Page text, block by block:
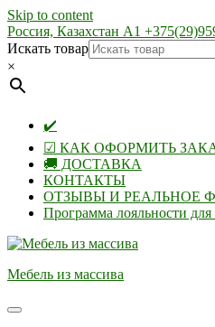
Skip to content
Россия, Казахстан А1
Искать товар
×
✔️
☑ КАК ОФОРМИТЬ
🚚 ДОСТАВКА
КОНТАКТЫ
ОТЗЫВЫ И РЕАЛЬНОЕ
Программа лояльности для
Мебель из массива